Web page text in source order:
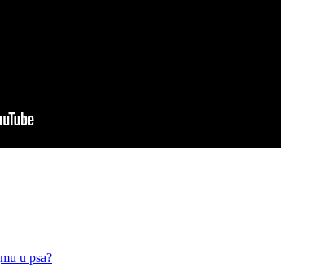
u psa?